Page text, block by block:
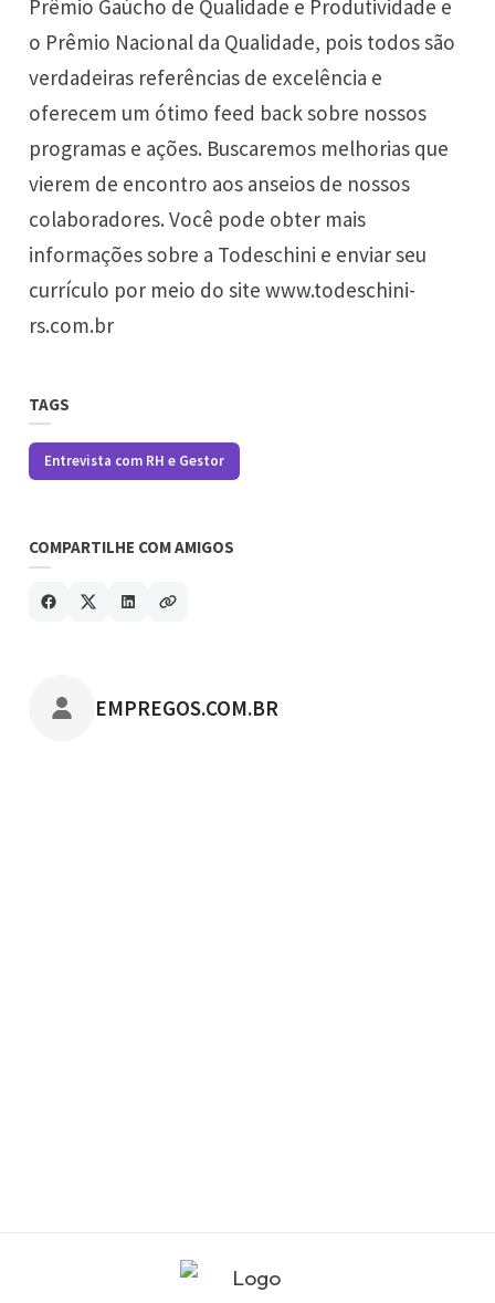
Prêmio Gaúcho de Qualidade e Produtividade e
o Prêmio Nacional da Qualidade, pois todos são
verdadeiras referências de excelência e
oferecem um ótimo feed back sobre nossos
programas e ações. Buscaremos melhorias que
vierem de encontro aos anseios de nossos
colaboradores. Você pode obter mais
informações sobre a Todeschini e enviar seu
currículo por meio do site www.todeschini-
rs.com.br
TAGS
Entrevista com RH e Gestor
COMPARTILHE COM AMIGOS
POSTADO POR
EMPREGOS.COM.BR